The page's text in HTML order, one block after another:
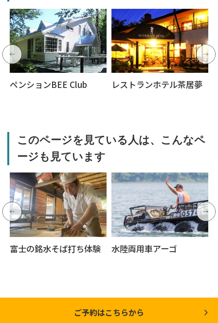
ペンションBEE Club レストランホテル茶居夢
このページを見ている人は、こんなペ
ージも見ています
富士の銘水そば打ち体験 水陸両用車アーゴ
ご予約はこちらから